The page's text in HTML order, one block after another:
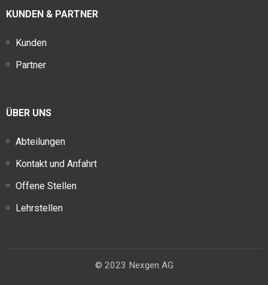
KUNDEN & PARTNER
Kunden
Partner
ÜBER UNS
Abteilungen
Kontakt und Anfahrt
Offene Stellen
Lehrstellen
© 2023 Nexgen AG